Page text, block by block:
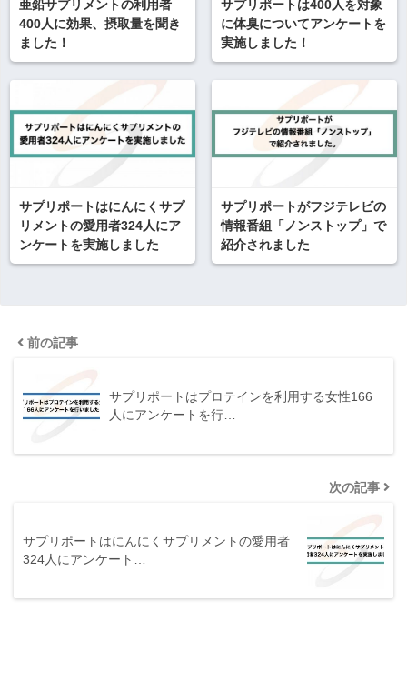
亜鉛サプリメントの利用者
400人に効果、摂取量を聞き
ました！
サプリポートは400人を対象
に体臭についてアンケートを
実施しました！
サプリポートはにんにくサプ
リメントの愛用者324人にア
ンケートを実施しました
サプリポートがフジテレビの
情報番組「ノンストップ」で
紹介されました
前の記事
サプリポートはプロテインを利用する女性166
人にアンケートを行…
次の記事
サプリポートはにんにくサプリメントの愛用者
324人にアンケート…